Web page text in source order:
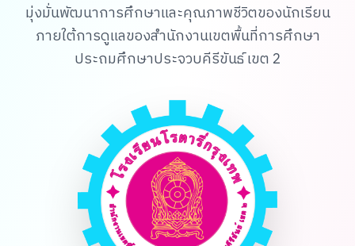
มุ่งมั่นพัฒนาการศึกษาและคุณภาพชีวิตของนักเรียน
ภายใต้การดูแลของสำนักงานเขตพื้นที่การศึกษา
ประถมศึกษาประจวบคีรีขันธ์ เขต 2